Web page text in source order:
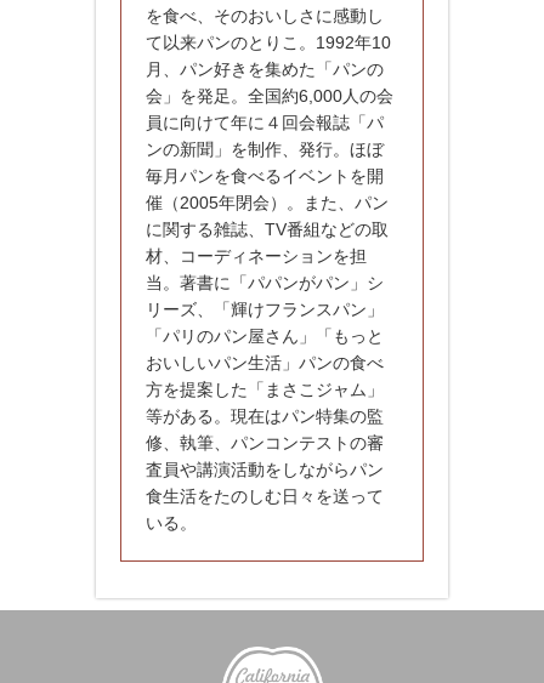
を食べ、そのおいしさに感動し
て以来パンのとりこ。1992年10
月、パン好きを集めた「パンの
会」を発足。全国約6,000人の会
員に向けて年に４回会報誌「パ
ンの新聞」を制作、発行。ほぼ
毎月パンを食べるイベントを開
催（2005年閉会）。また、パン
に関する雑誌、TV番組などの取
材、コーディネーションを担
当。著書に「パパンがパン」シ
リーズ、「輝けフランスパン」
「パリのパン屋さん」「もっと
おいしいパン生活」パンの食べ
方を提案した「まさこジャム」
等がある。現在はパン特集の監
修、執筆、パンコンテストの審
査員や講演活動をしながらパン
食生活をたのしむ日々を送って
いる。